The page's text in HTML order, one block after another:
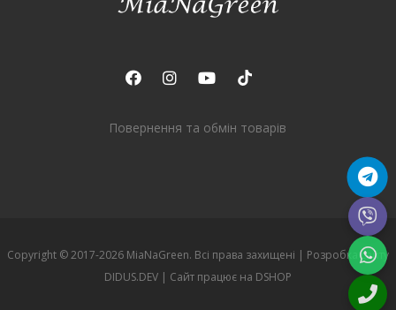
Повернення та обмін товарів
Copyright © 2017-2026 MiaNaGreen. Всі права захищені | Розробка сайту
DIDUS.DEV | Сайт працює на DSHOP